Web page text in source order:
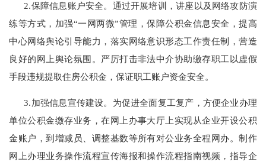
2.保障信息账户安全。通过开展培训，讲座以及网络攻防演
练等方式，加强“一网两微”管理，保障公积金信息安全，提高
中心网络舆论引导能力，落实网络意识形态工作责任制，营造
良好的网上舆论氛围。严厉打击非法中介协助缴存职工以虚假
手段违规提取住房公积金，保证职工账户资金安全。
3.加强信息宣传建设。为促进全面复工复产，方便企业办理
单位公积金缴存业务，在网上办事大厅上实现从企业开设公积
金账户，到增减员、调整基数等所有对公业务全程网办。制作
网上办理业务操作流程宣传海报和操作流程指南视频，指导企